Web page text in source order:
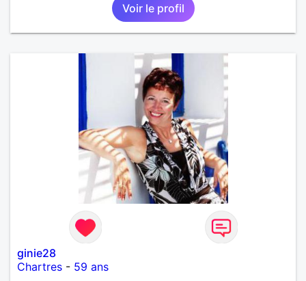
Voir le profil
ginie28
Chartres - 59 ans